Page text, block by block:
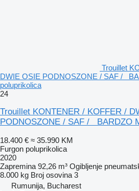
Trouillet
DWIE OSIE PODNOSZONE / SAF /
poluprikolica
24
Trouillet KONTENER / KOFFER /
PODNOSZONE / SAF / BARDZO
18.400 € ≈ 35.990 KM
Furgon poluprikolica
2020
Zapremina 92,26 m³ Ogibljenje
8.000 kg Broj osovina 3
Rumunija, Bucharest